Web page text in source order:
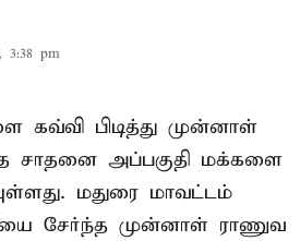
3:38 pm
கவ்வி பிடித்து முன்னாள்
சாதனை அப்பகுதி மக்களை
மதுரை மாவட்டம்
சேர்ந்த முன்னாள் ராணுவ